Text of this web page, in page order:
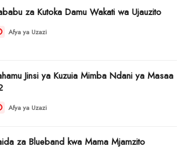
za Kutoka Damu Wakati wa Ujauzito
Afya ya Uzazi
Jinsi ya Kuzuia Mimba Ndani ya Masaa
Afya ya Uzazi
za Blueband kwa Mama Mjamzito